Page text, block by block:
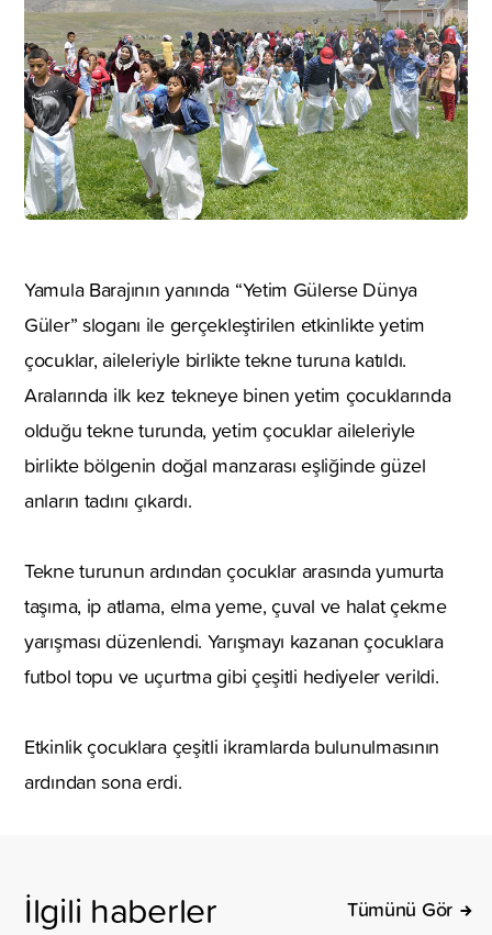
Yamula Barajının yanında “Yetim Gülerse Dünya
Güler” sloganı ile gerçekleştirilen etkinlikte yetim
çocuklar, aileleriyle birlikte tekne turuna katıldı.
Aralarında ilk kez tekneye binen yetim çocuklarında
olduğu tekne turunda, yetim çocuklar aileleriyle
birlikte bölgenin doğal manzarası eşliğinde güzel
anların tadını çıkardı.
Tekne turunun ardından çocuklar arasında yumurta
taşıma, ip atlama, elma yeme, çuval ve halat çekme
yarışması düzenlendi. Yarışmayı kazanan çocuklara
futbol topu ve uçurtma gibi çeşitli hediyeler verildi.
Etkinlik çocuklara çeşitli ikramlarda bulunulmasının
ardından sona erdi.
İlgili haberler Tümünü Gör